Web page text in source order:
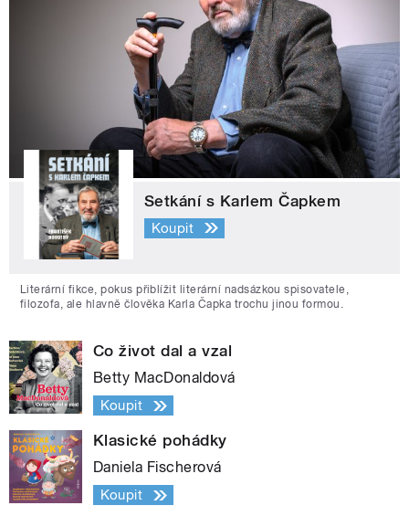
Setkání s Karlem Čapkem
Koupit
Literární fikce, pokus přiblížit literární nadsázkou spisovatele,
filozofa, ale hlavně člověka Karla Čapka trochu jinou formou.
Co život dal a vzal
Betty MacDonaldová
Koupit
Klasické pohádky
Daniela Fischerová
Koupit